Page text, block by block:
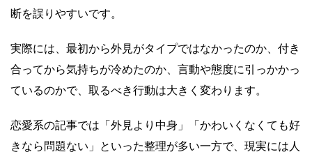
断を誤りやすいです。
実際には、最初から外見がタイプではなかったのか、付き
合ってから気持ちが冷めたのか、言動や態度に引っかかっ
ているのかで、取るべき行動は大きく変わります。
恋愛系の記事では「外見より中身」「かわいくなくても好
きなら問題ない」といった整理が多い一方で、現実には人